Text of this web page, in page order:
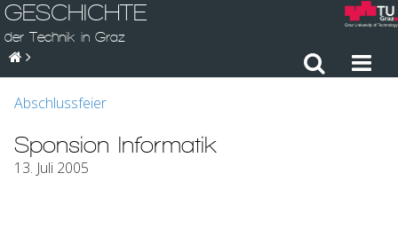
GESCHICHTE
der Technik in Graz
Abschlussfeier
Sponsion Informatik
13. Juli 2005